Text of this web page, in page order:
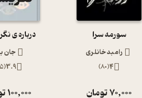
سورمه سرا
رامبد خانلری
4
(
80
)
70,000تومان
درباره ی
جان
3.9
(
100,000